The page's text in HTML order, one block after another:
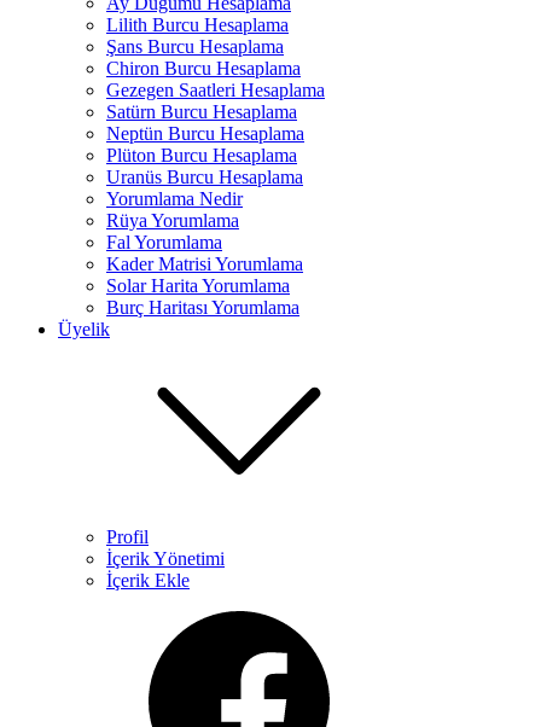
Lilith Burcu Hesaplama
Şans Burcu Hesaplama
Chiron Burcu Hesaplama
Gezegen Saatleri Hesaplama
Satürn Burcu Hesaplama
Neptün Burcu Hesaplama
Plüton Burcu Hesaplama
Uranüs Burcu Hesaplama
Yorumlama Nedir
Rüya Yorumlama​
Fal Yorumlama
Kader Matrisi Yorumlama​
Solar Harita Yorumlama​
Burç Haritası Yorumlama
Üyelik
Profil
İçerik Yönetimi
İçerik Ekle